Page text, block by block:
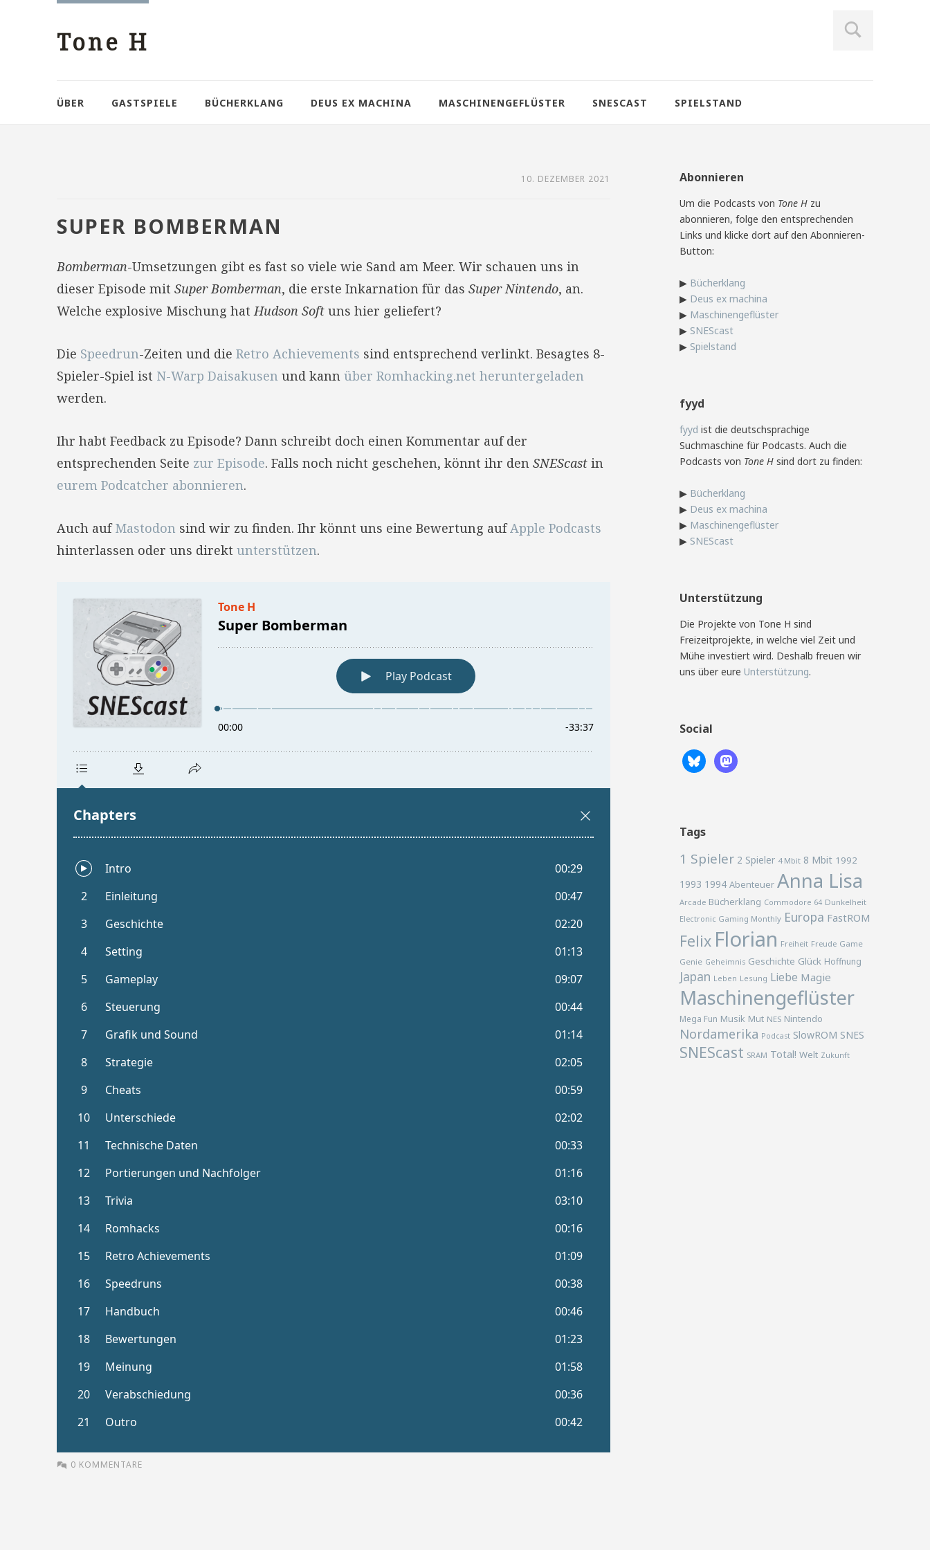
Tone H
ÜBER GASTSPIELE BÜCHERKLANG DEUS EX MACHINA MASCHINENGEFLÜSTER SNESCAST SPIELSTAND
10. DEZEMBER 2021
SUPER BOMBERMAN
Bomberman-Umsetzungen gibt es fast so viele wie Sand am Meer. Wir schauen uns in
dieser Episode mit Super Bomberman, die erste Inkarnation für das Super Nintendo, an.
Welche explosive Mischung hatHudson Soft uns hier geliefert?
Die Speedrun-Zeiten und die Retro Achievements sind entsprechend verlinkt. Besagtes 8-
Spieler-Spiel ist N-Warp Daisakusen und kann über Romhacking.net heruntergeladen
werden.
Ihr habt Feedback zu Episode? Dann schreibt doch einen Kommentar auf der
entsprechenden Seite zur Episode. Falls noch nicht geschehen, könnt ihr den SNEScast in
eurem Podcatcher abonnieren.
Auch aufMastodon sind wir zu finden. Ihr könnt uns eine Bewertung aufApple Podcasts
hinterlassen oder uns direkt unterstützen.
0 KOMMENTARE
Abonnieren
Um die Podcasts von Tone H zu
abonnieren, folge den entsprechenden
Links und klicke dort auf den Abonnieren-
Button:
▶ Bücherklang
▶ Deus ex machina
▶ Maschinengeflüster
▶ SNEScast
▶ Spielstand
fyyd
fyyd ist die deutschsprachige
Suchmaschine für Podcasts. Auch die
Podcasts von Tone H sind dort zu finden:
▶ Bücherklang
▶ Deus ex machina
▶ Maschinengeflüster
▶ SNEScast
Unterstützung
Die Projekte von Tone H sind
Freizeitprojekte, in welche viel Zeit und
Mühe investiert wird. Deshalb freuen wir
uns über eure Unterstützung.
Social
Tags
1 Spieler 2 Spieler 4 Mbit 8 Mbit 1992
1993 1994 Abenteuer Anna Lisa
Arcade Bücherklang Commodore 64 Dunkelheit
Electronic Gaming Monthly Europa FastROM
Felix Florian Freiheit Freude Game
Genie Geheimnis Geschichte Glück Hoffnung
Japan Leben Lesung Liebe Magie
Maschinengeflüster
Mega Fun Musik Mut NES Nintendo
Nordamerika Podcast SlowROM SNES
SNEScast SRAM Total! Welt Zukunft